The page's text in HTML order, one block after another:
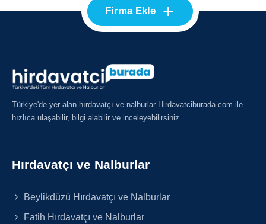
Firma Ekle +
Türkiye'de yer alan hırdavatçı ve nalburlar Hirdavatciburada.com ile
hızlıca ulaşabilir, bilgi alabilir ve inceleyebilirsiniz.
Hırdavatçı ve Nalburlar
Beylikdüzü Hırdavatçı ve Nalburlar
Fatih Hırdavatçı ve Nalburlar